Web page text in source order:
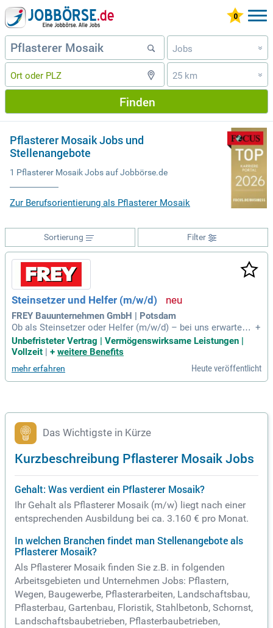
Jobs »
25 km »
Finden
Pflasterer Mosaik Jobs und
Stellenangebote
1 Pflasterer Mosaik Jobs auf Jobbörse.de
Zur Berufsorientierung als Pflasterer Mosaik
Filter
Sortierung
Steinsetzer und Helfer (m/w/d)
FREY Bauunternehmen GmbH | Potsdam
Ob als Steinsetzer oder Helfer (m/w/d) – bei uns erwarten S
ie spannende Projekte, echte Handwerkskunst und ein einge
spieltes Team.
+
Unbefristeter Vertrag | Vermögenswirksame Leistungen |
Vollzeit
+ weitere Benefits
mehr erfahren Heute veröffentlicht
Das Wichtigste in Kürze
Kurzbeschreibung Pflasterer Mosaik Jobs
Gehalt: Was verdient ein Pflasterer Mosaik?
Ihr Gehalt als Pflasterer Mosaik (m/w) liegt nach einer
entsprechenden Ausbildung bei ca. 3.160 € pro Monat.
In welchen Branchen findet man Stellenangebote als
Pflasterer Mosaik?
Als Pflasterer Mosaik finden Sie z.B. in folgenden
Arbeitsgebieten und Unternehmen Jobs: Pflastern,
Wegen, Baugewerbe, Pflasterarbeiten, Landschaftsbau,
Pflasterbau, Gartenbau, Floristik, Stahlbetonb, Schornst,
Landschaftsbaubetrieben, Pflasterbaubetrieben,